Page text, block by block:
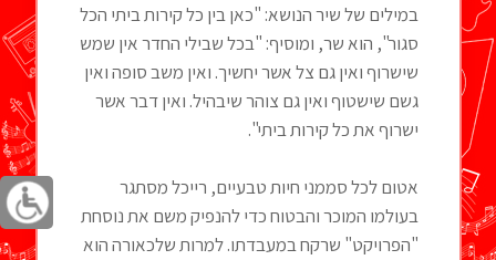
במילים של שיר הנושא: "כאן בין כל קירות ביתי הכל
סגור", הוא שר, ומוסיף: "בכל שבילי החדר אין שמש
שישרוף ואין גם צל אשר יחשיך. ואין משב סופה ואין
גשם שישטוף ואין גם צוהר שיבהיל. ואין דבר אשר
ישרוף את כל קירות ביתי".
אטום לכל סממני חיות טבעיים, רייכל מסתגר
בעולמו המוכר והבטוח כדי להנפיק משם את נוסחת
"הפרויקט" שרקח במעבדתו. למרות שלכאורה הוא